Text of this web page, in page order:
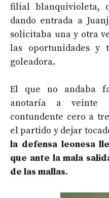
filial blanquivioleta,
dando entrada a
solicitaba una y otra
las oportunidades y
goleadora.
El que no andaba
anotaría a veinte
contundente cero a
el partido y dejar
la defensa leonesa
que ante la mala
de las mallas.